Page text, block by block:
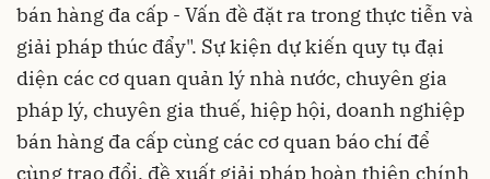
bán hàng đa cấp - Vấn đề đặt ra trong thực tiễn và
giải pháp thúc đẩy". Sự kiện dự kiến quy tụ đại
diện các cơ quan quản lý nhà nước, chuyên gia
pháp lý, chuyên gia thuế, hiệp hội, doanh nghiệp
bán hàng đa cấp cùng các cơ quan báo chí để
cùng trao đổi, đề xuất giải pháp hoàn thiện chính